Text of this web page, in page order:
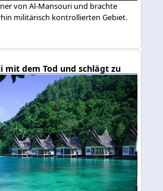
von Al-Mansouri und brachte
militärisch kontrollierten Gebiet.
mit dem Tod und schlägt zu